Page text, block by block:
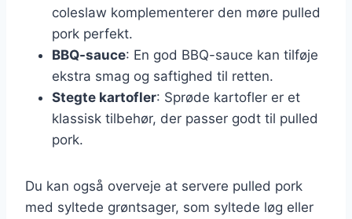
coleslaw komplementerer den møre pulled
pork perfekt.
BBQ-sauce: En god BBQ-sauce kan tilføje
ekstra smag og saftighed til retten.
Stegte kartofler: Sprøde kartofler er et
klassisk tilbehør, der passer godt til pulled
pork.
Du kan også overveje at servere pulled pork
med syltede grøntsager, som syltede løg eller